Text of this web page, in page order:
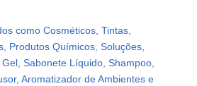
como Cosméticos, Tintas,
Produtos Químicos, Soluções,
Sabonete Líquido, Shampoo,
Aromatizador de Ambientes e